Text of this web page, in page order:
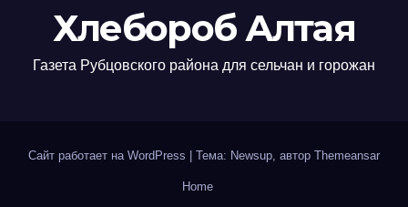
Хлебороб Алтая
Газета Рубцовского района для сельчан и горожан
Сайт работает на WordPress Тема: Newsup, автор Themeansar
Home